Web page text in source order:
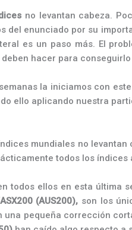
no levantan cabeza.
del enunciado por su
es un paso más. El
hacer para
la iniciamos con
ello aplicando nuestra
mundiales no
todos los índices
todos ellos en esta última
(AUS200), son los
una pequeña corrección